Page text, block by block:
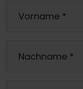
Vorname *
Nachname *